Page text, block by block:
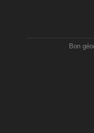
Bon